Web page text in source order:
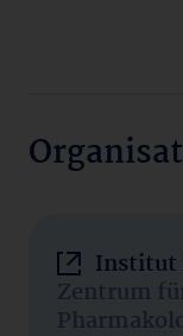
Institut
Zentrum